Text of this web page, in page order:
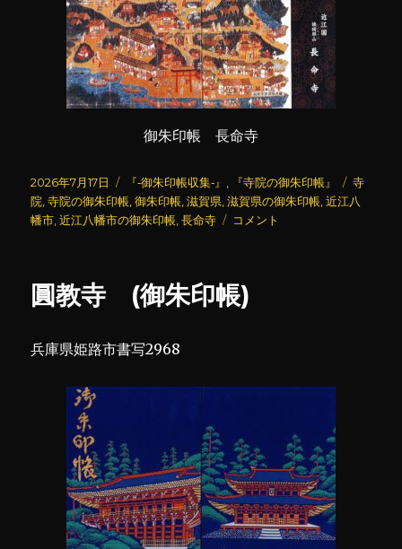
御朱印帳 長命寺
投
稿
日:
2026年7月17日
カ
テ
ゴ
『‐御朱印帳収集‐』 『寺院の御朱印帳』
タ
グ
寺
院 ,寺院の御朱印帳 ,御朱印帳 ,滋賀県 ,滋賀県の御朱印帳 ,近江八
幡市 ,近江八幡市の御朱印帳 ,長命寺
長
朱
印
コメント
圓教寺 (御朱印帳)
兵庫県姫路市書写2968